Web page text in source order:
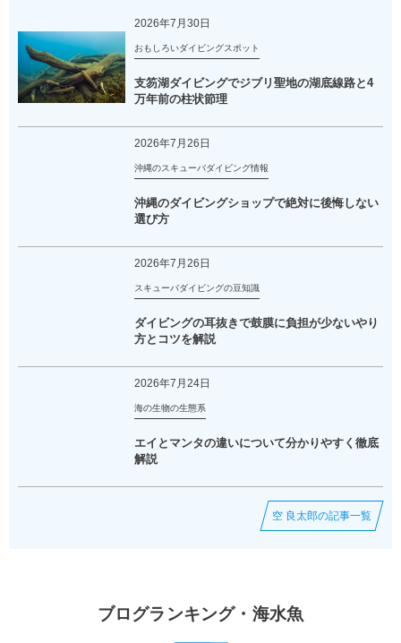
2026年7月30日
おもしろいダイビングスポット
支笏湖ダイビングでジブリ聖地の湖底線路と4
万年前の柱状節理
2026年7月26日
沖縄のスキューバダイビング情報
沖縄のダイビングショップで絶対に後悔しない
選び方
2026年7月26日
スキューバダイビングの豆知識
ダイビングの耳抜きで鼓膜に負担が少ないやり
方とコツを解説
2026年7月24日
海の生物の生態系
エイとマンタの違いについて分かりやすく徹底
解説
空 良太郎の記事一覧
ブログランキング・海水魚